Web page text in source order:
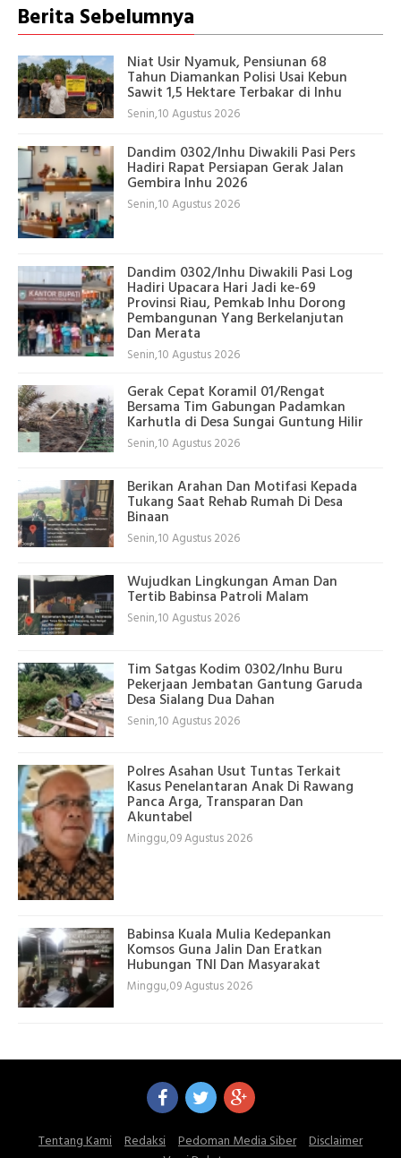
Berita Sebelumnya
Niat Usir Nyamuk, Pensiunan 68
Tahun Diamankan Polisi Usai Kebun
Sawit 1,5 Hektare Terbakar di Inhu
Senin,10 Agustus 2026
Dandim 0302/Inhu Diwakili Pasi Pers
Hadiri Rapat Persiapan Gerak Jalan
Gembira Inhu 2026
Senin,10 Agustus 2026
Dandim 0302/Inhu Diwakili Pasi Log
Hadiri Upacara Hari Jadi ke-69
Provinsi Riau, Pemkab Inhu Dorong
Pembangunan Yang Berkelanjutan
Dan Merata
Senin,10 Agustus 2026
Gerak Cepat Koramil 01/Rengat
Bersama Tim Gabungan Padamkan
Karhutla di Desa Sungai Guntung Hilir
Senin,10 Agustus 2026
Berikan Arahan Dan Motifasi Kepada
Tukang Saat Rehab Rumah Di Desa
Binaan
Senin,10 Agustus 2026
Wujudkan Lingkungan Aman Dan
Tertib Babinsa Patroli Malam
Senin,10 Agustus 2026
Tim Satgas Kodim 0302/Inhu Buru
Pekerjaan Jembatan Gantung Garuda
Desa Sialang Dua Dahan
Senin,10 Agustus 2026
Polres Asahan Usut Tuntas Terkait
Kasus Penelantaran Anak Di Rawang
Panca Arga, Transparan Dan
Akuntabel
Minggu,09 Agustus 2026
Babinsa Kuala Mulia Kedepankan
Komsos Guna Jalin Dan Eratkan
Hubungan TNI Dan Masyarakat
Minggu,09 Agustus 2026
Tentang Kami Redaksi Pedoman Media Siber
Disclaimer